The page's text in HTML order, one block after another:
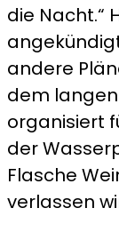
die Nacht.“
andere
dem langen
organisiert
der
Flasche
verlassen